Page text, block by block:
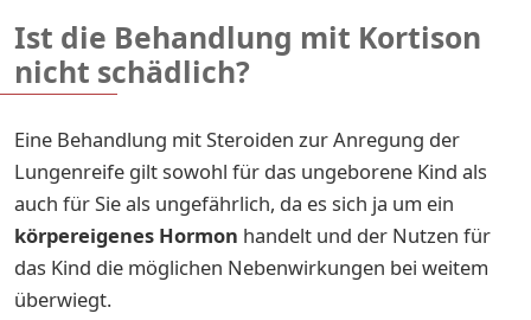
Ist die Behandlung mit Kortison
nicht schädlich?
Eine Behandlung mit Steroiden zur Anregung der
Lungenreife gilt sowohl für das ungeborene Kind als
auch für Sie als ungefährlich, da es sich ja um ein
körpereigenes Hormon handelt und der Nutzen für
das Kind die möglichen Nebenwirkungen bei weitem
überwiegt.